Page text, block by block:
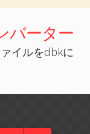
バーター
イルをdbkに